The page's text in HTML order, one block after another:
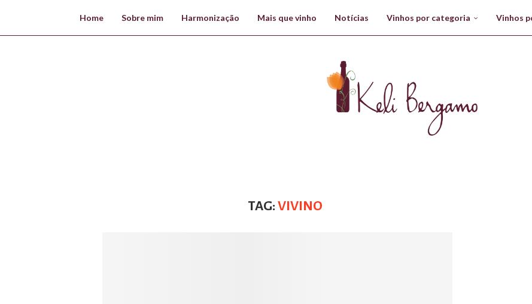
Home Sobre mim Harmonização Mais que vinho Notícias Vinhos por categoria Vinhos
TAG:VIVINO